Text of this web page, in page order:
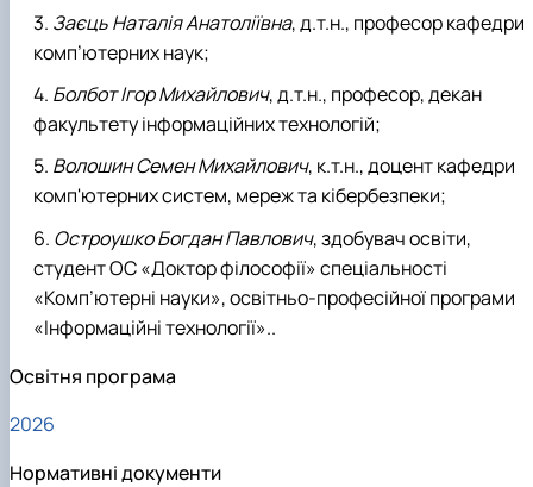
Заєць Наталія Анатоліївна, д.т.н., професор кафедри
комп’ютерних наук;
Болбот Ігор Михайлович, д.т.н., професор, декан
факультету інформаційних технологій;
Волошин Семен Михайлович, к.т.н., доцент кафедри
комп'ютерних систем, мереж та кібербезпеки;
Остроушко Богдан Павлович, здобувач освіти,
студент ОС «Доктор філософії» спеціальності
«Комп’ютерні науки», освітньо-професійної програми
«Інформаційні технології»..
Освітня програма
2026
Нормативні документи